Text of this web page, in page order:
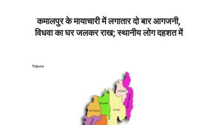
कमालपुर के मायाचारी में लगातार दो बार आगजनी,
विधवा का घर जलकर राख; स्थानीय लोग दहशत में
05